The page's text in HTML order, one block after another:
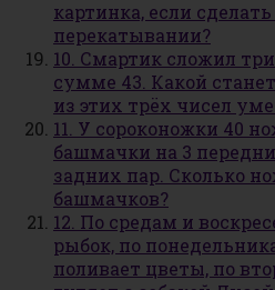
картинка, если сделать
перекатывании?
10. Смартик сложил
сумме 43. Какой
из этих трёх чисел
11. У сороконожки 40
башмачки на 3
задних пар. Сколько
башмачков?
12. По средам и
рыбок, по
поливает цветы, по